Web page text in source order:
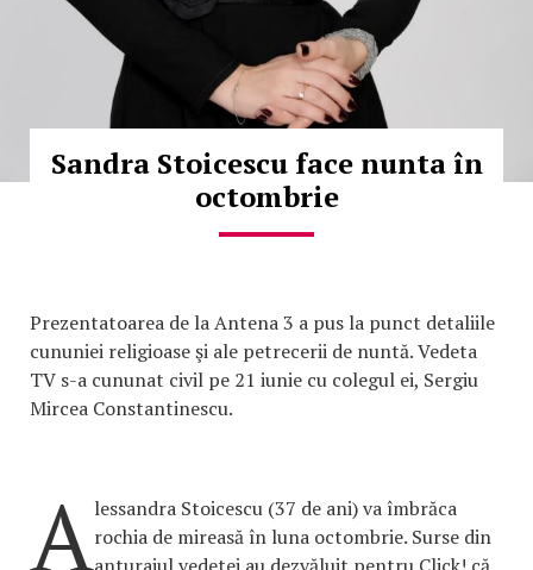
Sandra Stoicescu face nunta în
octombrie
Prezentatoarea de la Antena 3 a pus la punct detaliile
cununiei religioase şi ale petrecerii de nuntă. Vedeta
TV s-a cununat civil pe 21 iunie cu colegul ei, Sergiu
Mircea Constantinescu.
Alessandra Stoicescu (37 de ani) va îmbrăca
rochia de mireasă în luna octombrie. Surse din